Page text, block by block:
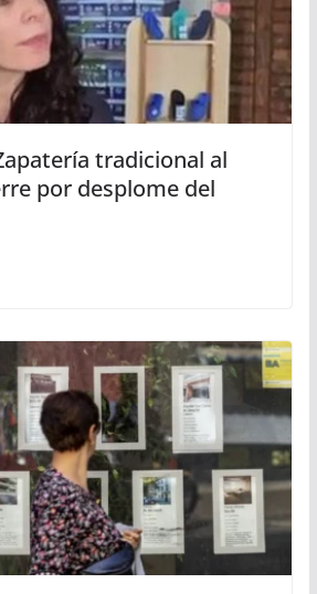
tradicional al
por desplome del